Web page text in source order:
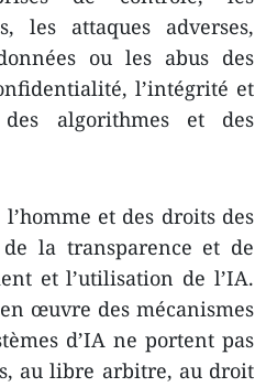
les attaques adverses,
ou les abus des
l’intégrité et
algorithmes et des
et des droits des
la transparence et de
et l’utilisation de l’IA.
œuvre des mécanismes
d’IA ne portent pas
au libre arbitre, au droit